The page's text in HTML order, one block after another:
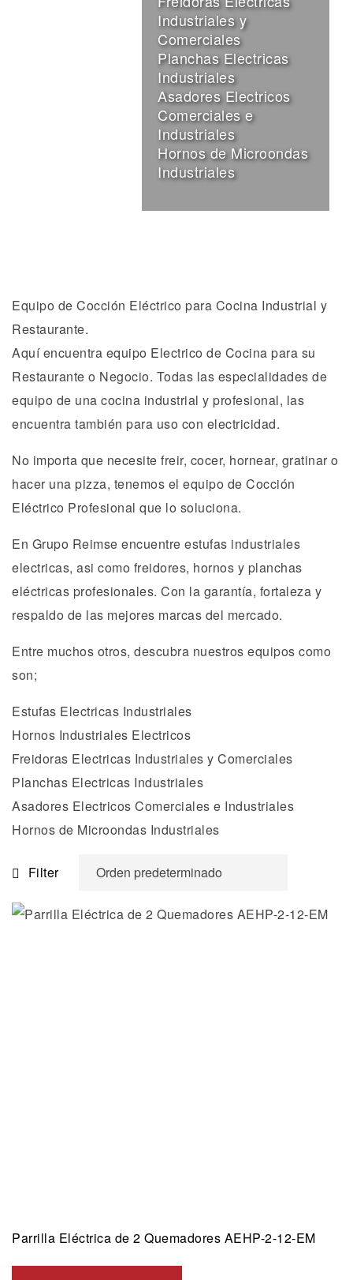
Industriales y
Comerciales
Planchas Electricas
Industriales
Asadores Electricos
Comerciales e
Industriales
Hornos de Microondas
Industriales
Equipo de Cocción Eléctrico para Cocina Industrial y
Restaurante.
Aquí encuentra equipo Electrico de Cocina para su
Restaurante o Negocio. Todas las especialidades de
equipo de una cocina industrial y profesional, las
encuentra también para uso con electricidad.
No importa que necesite freir, cocer, hornear, gratinar o
hacer una pizza, tenemos el equipo de Cocción
Eléctrico Profesional que lo soluciona.
En Grupo Reimse encuentre estufas industriales
electricas, asi como freidores, hornos y planchas
eléctricas profesionales. Con la garantía, fortaleza y
respaldo de las mejores marcas del mercado.
Entre muchos otros, descubra nuestros equipos como
son;
Estufas Electricas Industriales
Hornos Industriales Electricos
Freidoras Electricas Industriales y Comerciales
Planchas Electricas Industriales
Asadores Electricos Comerciales e Industriales
Hornos de Microondas Industriales
Filter
Parrilla Eléctrica de 2 Quemadores AEHP-2-12-EM